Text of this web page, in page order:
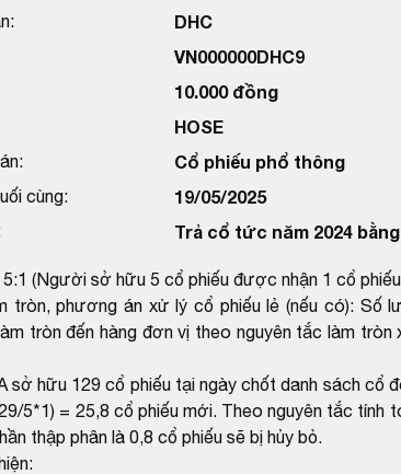
DHC
VN000000DHC9
10.000 đồng
HOSE
Cổ phiếu phổ thông
cùng: 19/05/2025
Trả cổ tức năm 2024
(Người sở hữu 5 cổ phiếu được nhận 1 cổ phiếu
tròn, phương án xử lý cổ phiếu lẻ (nếu có): Số
tròn đến hàng đơn vị theo nguyên tắc làm tròn
sở hữu 129 cổ phiếu tại ngày chốt danh sách cổ
5*1) = 25,8 cổ phiếu mới. Theo nguyên tắc tính
thập phân là 0,8 cổ phiếu sẽ bị hủy bỏ.